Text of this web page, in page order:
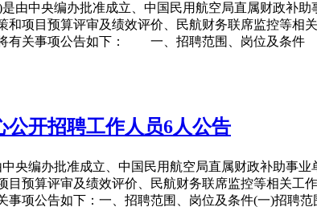
中央编办批准成立、中国民用航空局直属财政补
和项目预算评审及绩效评价、民航财务联席监控等
将有关事项公告如下： 一、招聘范围、岗位及
公开招聘工作人员6人公告
央编办批准成立、中国民用航空局直属财政补助事
目预算评审及绩效评价、民航财务联席监控等相关
事项公告如下：一、招聘范围、岗位及条件(一)招聘